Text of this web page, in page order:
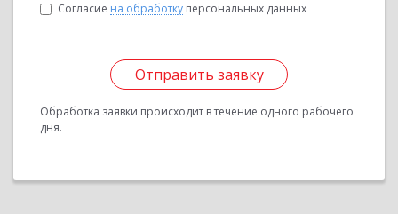
Согласие на обработку персональных данных
Отправить заявку
Обработка заявки происходит в течение одного рабочего
дня.